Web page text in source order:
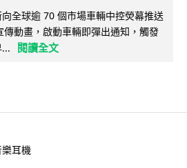
全球逾 70 個市場車輛中控熒幕推送
傳動畫，啟動車輛即彈出通知，觸發
閱讀全文
耳機